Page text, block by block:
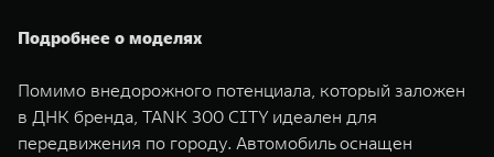
Подробнее о моделях
Помимо внедорожного потенциала, который заложен
в ДНК бренда, TANK 300 CITY идеален для
передвижения по городу. Автомобиль оснащен